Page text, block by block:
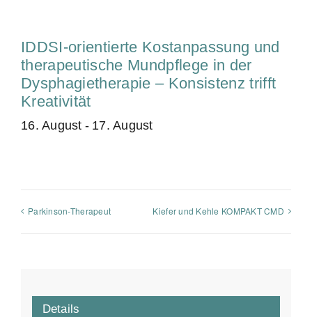
IDDSI-orientierte Kostanpassung und
therapeutische Mundpflege in der
Dysphagietherapie – Konsistenz trifft
Kreativität
16. August - 17. August
Parkinson-Therapeut Kiefer und Kehle KOMPAKT CMD
Details